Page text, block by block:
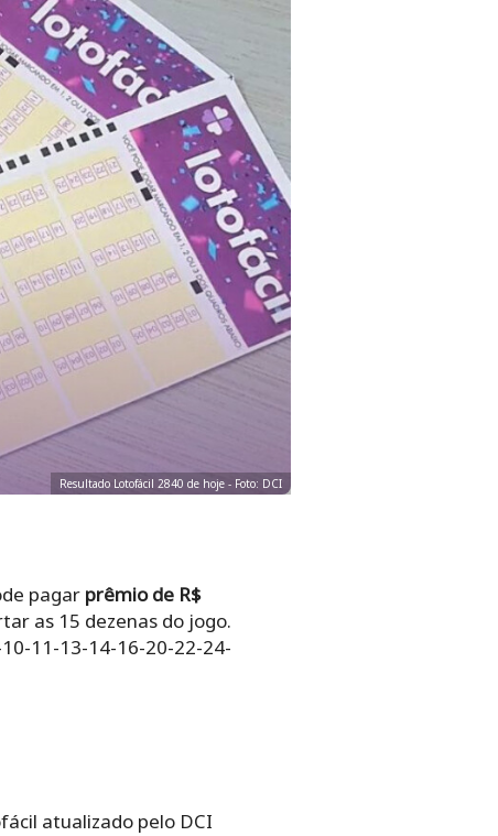
Resultado Lotofácil 2840 de hoje - Foto: DCI
pagar prêmio de R$
as 15 dezenas do jogo.
11-13-14-16-20-22-24-
atualizado pelo DCI